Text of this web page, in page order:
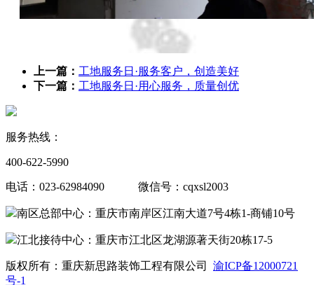
上一篇： 工地服务日·服务客户，创造美好
下一篇： 工地服务日·用心服务，质量创优
服务热线：
400-622-5990
电话：023-62984090 微信号：cqxsl2003
南区总部中心：重庆市南岸区江南大道7号4栋1-商铺10号
江北接待中心：重庆市江北区龙湖源著天街20栋17-5
版权所有：重庆新思路装饰工程有限公司 渝ICP备12000721
号-1